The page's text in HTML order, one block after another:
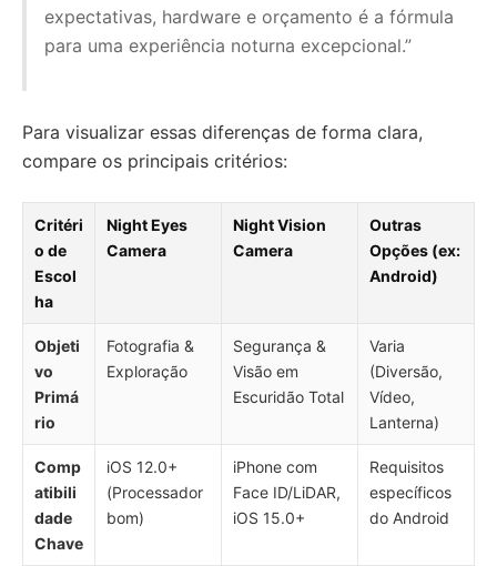
expectativas, hardware e orçamento é a fórmula
para uma experiência noturna excepcional.”
Para visualizar essas diferenças de forma clara,
compare os principais critérios:
Critéri
o de
Escol
ha
Night Eyes
Camera
Night Vision
Camera
Outras
Opções (ex:
Android)
Objeti
vo
Primá
rio
Fotografia &
Exploração
Segurança &
Visão em
Escuridão Total
Varia
(Diversão,
Vídeo,
Lanterna)
Comp
atibili
dade
Chave
iOS 12.0+
(Processador
bom)
iPhone com
Face ID/LiDAR,
iOS 15.0+
Requisitos
específicos
do Android